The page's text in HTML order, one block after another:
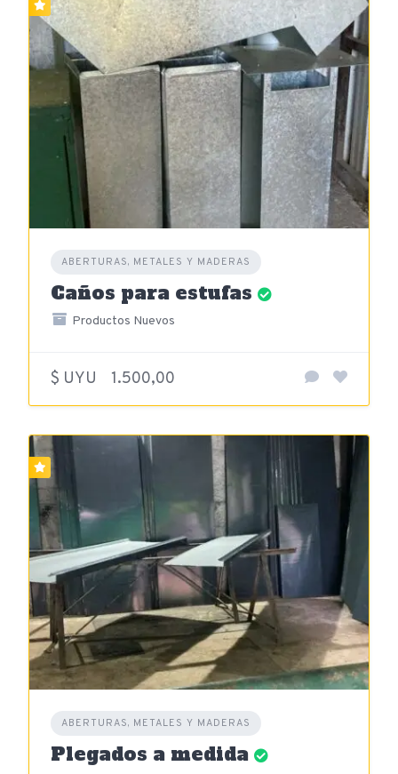
ABERTURAS, METALES Y MADERAS
Caños para estufas
Productos Nuevos
$ UYU 1.500,00
ABERTURAS, METALES Y MADERAS
Plegados a medida